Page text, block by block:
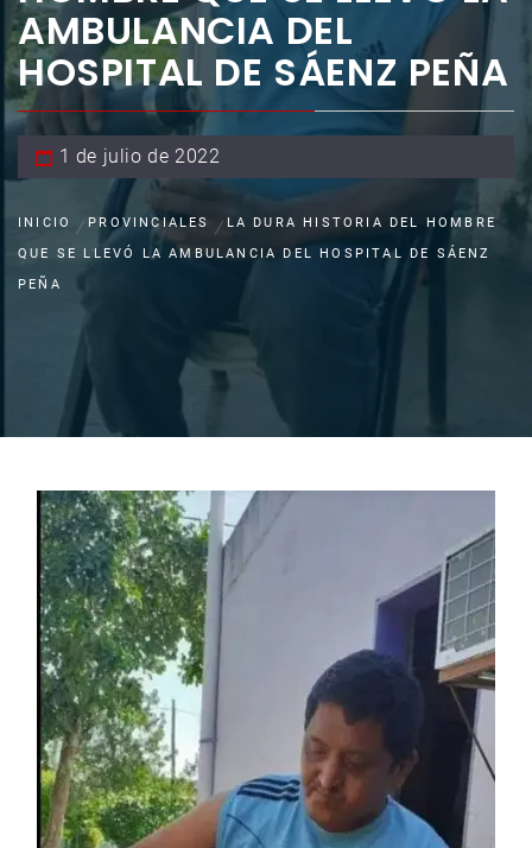
AMBULANCIA DEL
HOSPITAL DE SÁENZ PEÑA
1 de julio de 2022
INICIO PROVINCIALES
LA DURA HISTORIA DEL HOMBRE
QUE SE LLEVÓ LA AMBULANCIA DEL HOSPITAL DE SÁENZ
PEÑA